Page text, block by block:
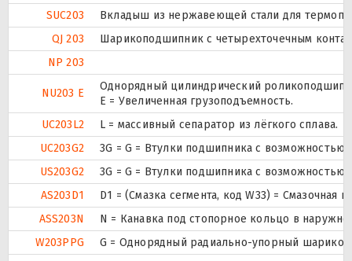
SUC203
Вкладыш из нержавеющей стали для
QJ 203
Шарикоподшипник с четырехточечным
NP 203
NU203 E
Однорядный цилиндрический
Е = Увеличенная грузоподъемность.
UC203L2
L = массивный сепаратор из лёгкого сплава.
UC203G2
3G = G = Втулки подшипника с возможностью
US203G2
3G = G = Втулки подшипника с возможностью
AS203D1
D1 = (Смазка сегмента, код W33) =
ASS203N
N = Канавка под стопорное кольцо в
W203PPG
G = Однорядный радиально-упорный